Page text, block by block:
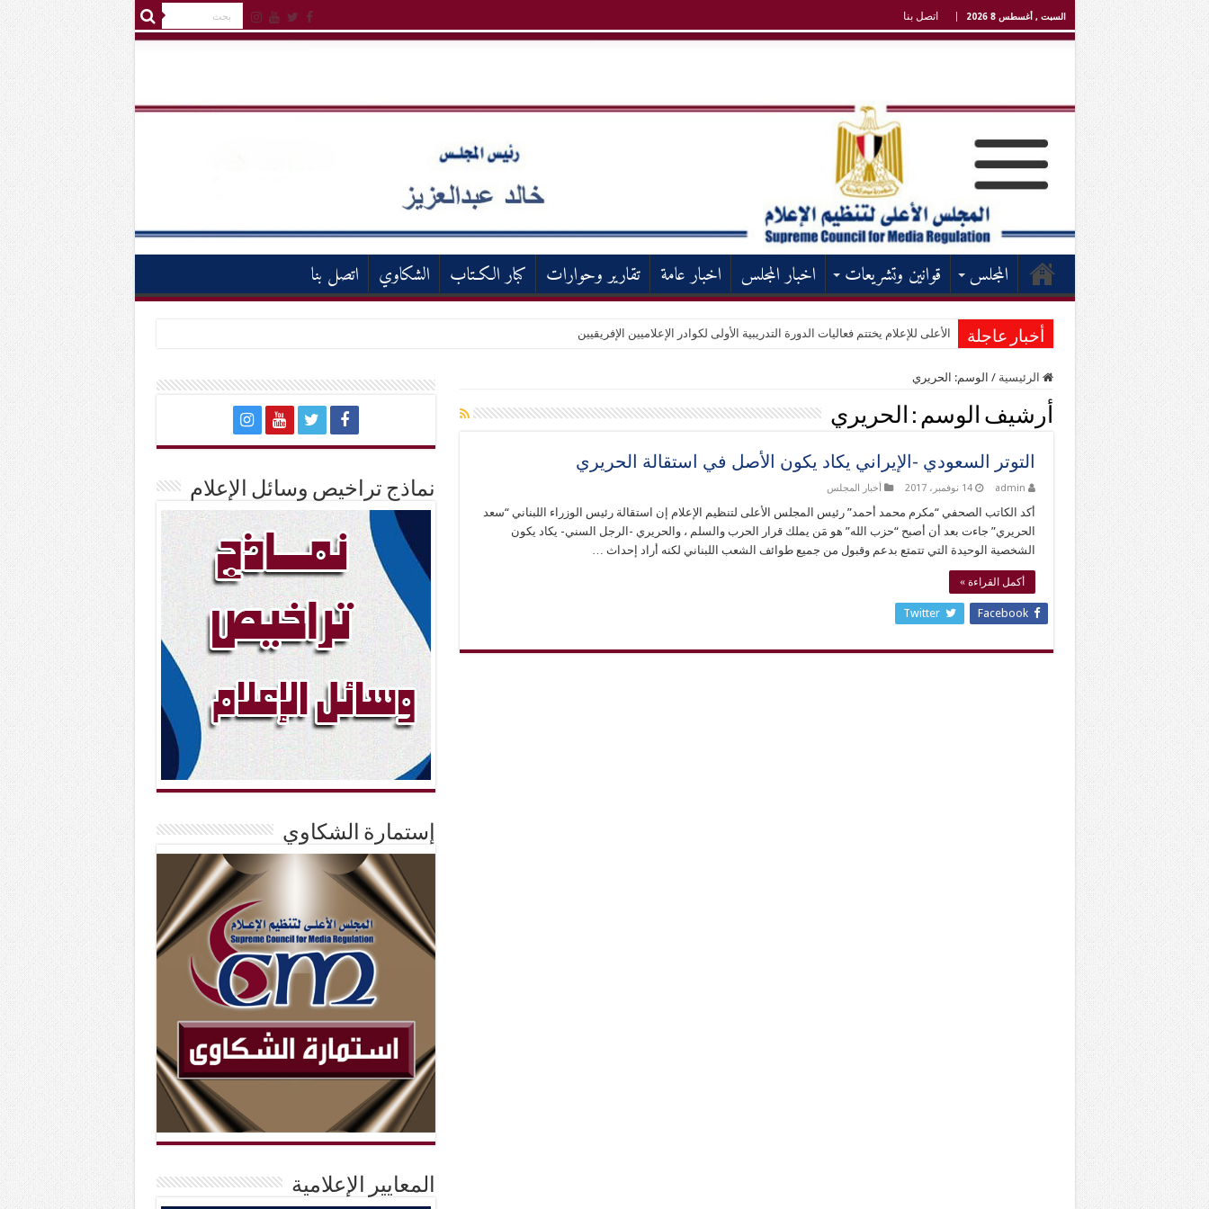
السبت , أغسطس 8 2026 اتصل بنا
المجلس قوانين وتشريعات اخبار المجلس اخبار عامة تقارير وحوارات كبار الكـتاب الشكاوي اتصل بنا
أخبار عاجلة الأعلى للإعلام يختتم فعاليات الدورة التدريبية الأولى لكوادر الإعلاميين الإفريقيين
الرئيسية / الوسم: الحريري
أرشيف الوسم : الحريري
التوتر السعودي -الإيراني يكاد يكون الأصل في استقالة الحريري
admin 14 نوفمبر، 2017 أخبار المجلس
أكد الكاتب الصحفي “مكرم محمد أحمد” رئيس المجلس الأعلى لتنظيم الإعلام إن استقالة رئيس الوزراء اللبناني “سعد
الحريري” جاءت بعد أن أصبح “حزب الله” هو مَن يملك قرار الحرب والسلم ، والحريري -الرجل السني- يكاد يكون
الشخصية الوحيدة التي تتمتع بدعم وقبول من جميع طوائف الشعب اللبناني لكنه أراد إحداث …
أكمل القراءة »
Facebook
Twitter
نماذج تراخيص وسائل الإعلام
إستمارة الشكاوي
المعايير الإعلامية